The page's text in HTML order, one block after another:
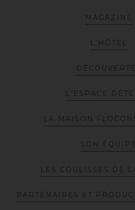
M AGAZ I N E
L ’ H Ô T E L
D É C O UV E R T E
L ’ E S PAC E D É T E
LA M A I S O N F L O C O N
S O N É Q U I P E
L E S C O U L I S S E S D E L
PA R T E N A I R E S E T P R O D U C